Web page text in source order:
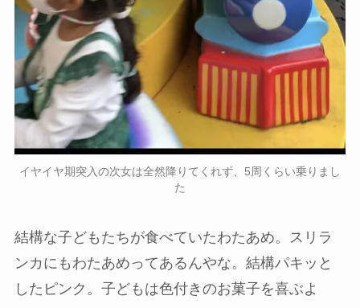
イヤイヤ期突入の次女は全然降りてくれず、5周くらい乗りまし
た
結構な子どもたちが食べていたわたあめ。スリラ
ンカにもわたあめってあるんやな。結構パキッと
したピンク。子どもは色付きのお菓子を喜ぶよ